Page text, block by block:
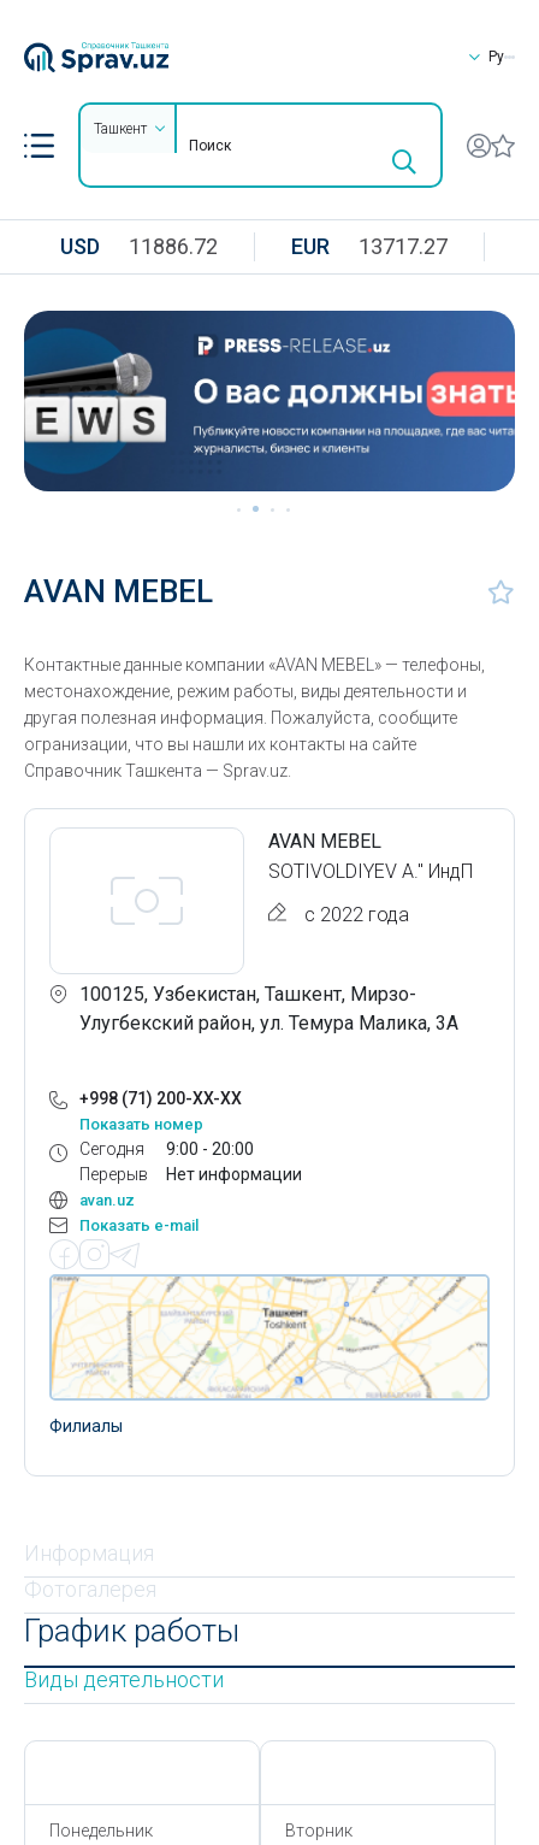
Ру
Ташкент
USD 11886.72 EUR 13717.27
AVAN MEBEL
Контактные данные компании «AVAN MEBEL» — телефоны,
местонахождение, режим работы, виды деятельности и
другая полезная информация. Пожалуйста, сообщите
огранизации, что вы нашли их контакты на сайте
Справочник Ташкента — Sprav.uz.
AVAN MEBEL
SOTIVOLDIYEV A." ИндП
с 2022 года
100125, Узбекистан, Ташкент, Мирзо-
Улугбекский район, ул. Темура Малика, 3А
+998 (71) 200-XX-XX
Показать номер
Сегодня
Перерыв
9:00 - 20:00
Нет информации
avan.uz
Показать e-mail
Филиалы
Информация
Фотогалерея
График работы
Виды деятельности
Понедельник
Вторник